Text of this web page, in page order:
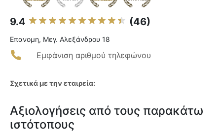
9.4 (46)
Επανομη, Μεγ. Αλεξάνδρου 18
Εμφάνιση αριθμού τηλεφώνου
Σχετικά με την εταιρεία:
Αξιολογήσεις από τους παρακάτω
ιστότοπους